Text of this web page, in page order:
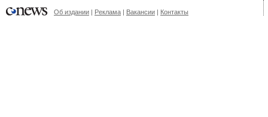
Об издании | Реклама | Вакансии | Контакты